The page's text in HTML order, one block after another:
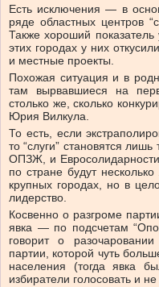
Есть исключения — в
ряде областных центров
Также хороший
этих городах у них
и местные проекты.
Похожая ситуация и в
там вырвавшиеся на
столько же, сколько
Юрия Вилкула.
То есть, если
то “слуги” становятся
ОПЗЖ, и
по стране будут
крупных городах, но в
лидерство.
Косвенно о разгроме
явка — по подсчетам
говорит о
партии, которой чуть
населения (тогда явка
избиратели голосовать и